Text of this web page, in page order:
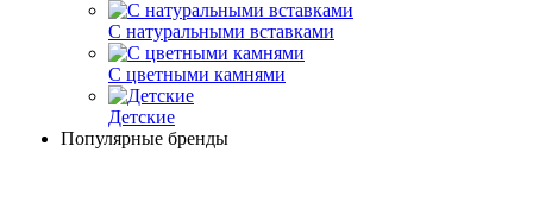
С натуральными вставками
С цветными камнями
Детские
Популярные бренды